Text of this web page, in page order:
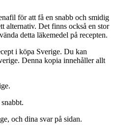
för att få en snabb och smidig
alternativ. Det finns också en stor
detta läkemedel på recepten.
i köpa Sverige. Du kan
Denna kopia innehåller allt
och dina svar på sidan.